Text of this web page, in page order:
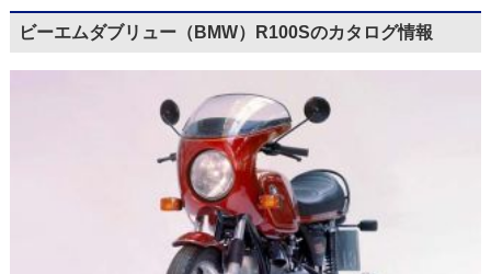
ビーエムダブリュー（BMW）R100Sのカタログ情報